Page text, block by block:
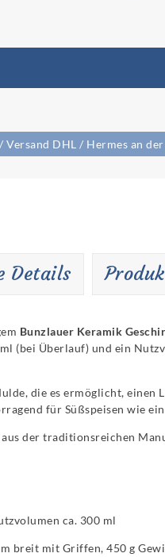
DHL / Hermes an
Details
Bunzlauer Keramik
(bei Überlauf) und ein
die es ermöglicht, einen
für Süßspeisen wie
der traditionsreichen
ca. 300 ml
breit mit Griffen, 450 g